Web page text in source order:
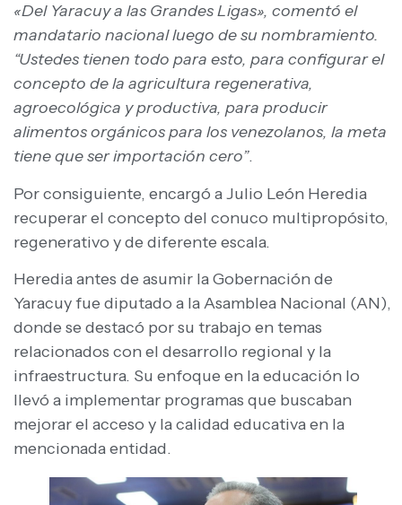
«Del Yaracuy a las Grandes Ligas», comentó el
mandatario nacional luego de su nombramiento.
“Ustedes tienen todo para esto, para configurar el
concepto de la agricultura regenerativa,
agroecológica y productiva, para producir
alimentos orgánicos para los venezolanos, la meta
tiene que ser importación cero”.
Por consiguiente, encargó a Julio León Heredia
recuperar el concepto del conuco multipropósito,
regenerativo y de diferente escala.
Heredia antes de asumir la Gobernación de
Yaracuy fue diputado a la Asamblea Nacional (AN),
donde se destacó por su trabajo en temas
relacionados con el desarrollo regional y la
infraestructura. Su enfoque en la educación lo
llevó a implementar programas que buscaban
mejorar el acceso y la calidad educativa en la
mencionada entidad.